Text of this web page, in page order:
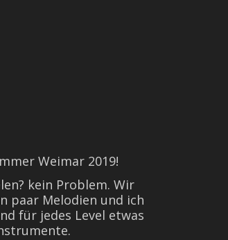
Weimar 2019!
kein Problem. Wir
paar Melodien und ich
für jedes Level etwas